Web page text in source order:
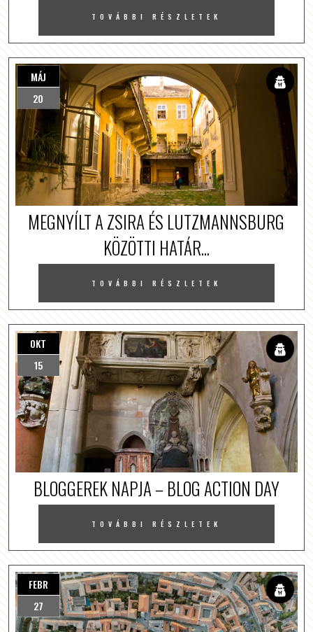
TOVÁBBI RÉSZLETEK
MÁJ
20
MEGNYÍLT A ZSIRA ÉS LUTZMANNSBURG
KÖZÖTTI HATÁR...
TOVÁBBI RÉSZLETEK
OKT
15
BLOGGEREK NAPJA – BLOG ACTION DAY
TOVÁBBI RÉSZLETEK
FEBR
27